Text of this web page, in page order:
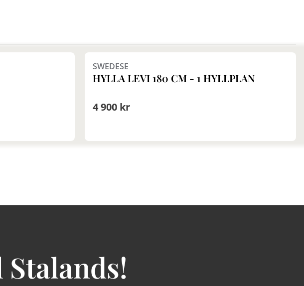
Finns i fler val (5) Finns i fler val (5)
SWEDESE
HYLLA LEVI 180 CM - 1 HYLLPLAN
4 900 kr